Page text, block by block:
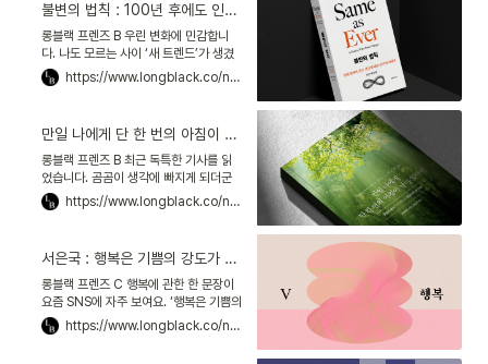
불변의 법칙 : 100년 후에도 인간은 이렇게 행동할 걸요?
롱블랙 프렌즈 B 우린 변화에 민감합니
다. 나도 모르는 사이 ‘새 트렌드’가 생겼
다면? 그 물결에 얼른 올라타려 하죠. 그
곳에 왠지 모를 ‘기회’가 있을 것 같다고
https://www.longblack.co/note/1144
만일 나에게 단 한 번의 아침이 남아 있다면 : 여섯 노인과의 인터뷰
롱블랙 프렌즈 B 최근 독특한 기사를 읽
었습니다. 곰곰이 생각에 빠지게 되더군
요.‘노인 체험’에 대한 이야기였어요. 기자
가 직접 노인의 불편함을 느껴본 겁니다.
https://www.longblack.co/note/1138
서은국 : 행복은 기쁨의 강도가 아니라 빈도다
롱블랙 프렌즈 C 행복에 관한 한 문장이
요즘 SNS에 자주 보여요. ‘행복은 기쁨의
강도가 아니라 빈도다.’ 이 말에는 원출처
가 있어요. 행복학자로 유명한 서은국 연
https://www.longblack.co/note/1136